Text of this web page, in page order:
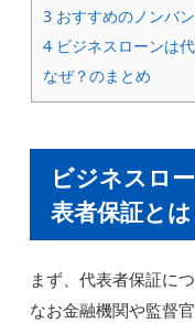
3おすすめのノンバ
4ビジネスローンは
なぜ？のまとめ
ビジネスロ
表者保証とは
まず、代表者保証に
なお金融機関や監督